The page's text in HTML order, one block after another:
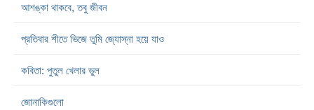
আশঙ্কা থাকবে, তবু জীবন
প্রতিবার শীতে ভিজে তুমি জ্যোস্না হয়ে যাও
কবিতা: পুতুল খেলার ভুল
জোনাকিগুলো